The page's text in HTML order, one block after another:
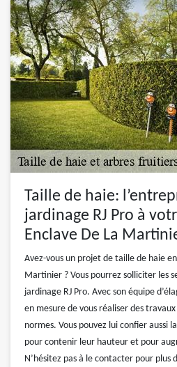
Taille de haie:
jardinage RJ Pro à
Enclave De La
Avez-vous un projet de taille de haie
Martinier ? Vous pourrez solliciter les
jardinage RJ Pro. Avec son équipe
en mesure de vous réaliser des
normes. Vous pouvez lui confier aussi
pour contenir leur hauteur et pour
N’hésitez pas à le contacter pour plus